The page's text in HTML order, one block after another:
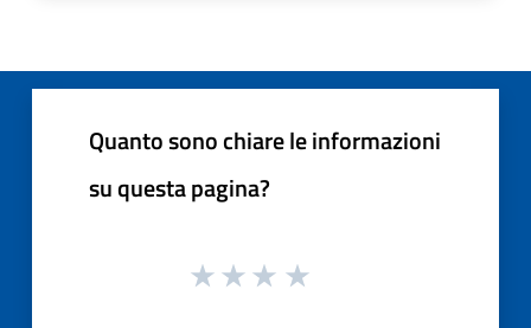
Quanto sono chiare le informazioni
su questa pagina?